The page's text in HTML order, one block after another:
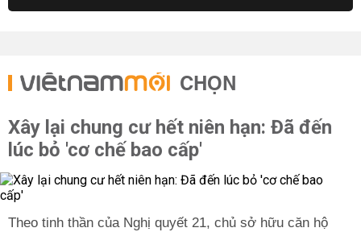
CHỌN
Xây lại chung cư hết niên hạn: Đã đến
lúc bỏ 'cơ chế bao cấp'
Theo tinh thần của Nghị quyết 21, chủ sở hữu căn hộ